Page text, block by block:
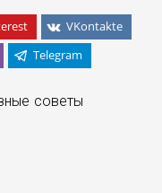
VKontakte
Telegram
советы